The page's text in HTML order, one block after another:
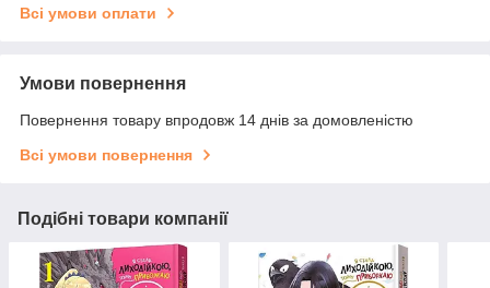
Всі умови оплати
Умови повернення
Повернення товару впродовж 14 днів за домовленістю
Всі умови повернення
Подібні товари компанії